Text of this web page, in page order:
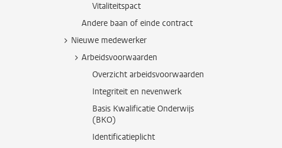
Vitaliteitspact
Andere baan of einde contract
Nieuwe medewerker
Arbeidsvoorwaarden
Overzicht arbeidsvoorwaarden
Integriteit en nevenwerk
Basis Kwalificatie Onderwijs
(BKO)
Identificatieplicht